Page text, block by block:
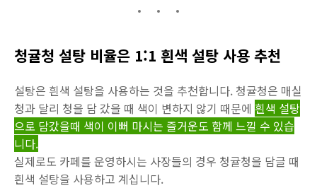
청귤청 설탕 비율은 1:1 흰색 설탕 사용 추천
설탕은 흰색 설탕을 사용하는 것을 추천합니다. 청귤청은 매실
청과 달리 청을 담 갔을 때 색이 변하지 않기 때문에 흰색 설탕
으로 담갔을때 색이 이뻐 마시는 즐거운도 함께 느낄 수 있습
니다.
실제로도 카페를 운영하시는 사장들의 경우 청귤청을 담글 때
흰색 설탕을 사용하고 계십니다.